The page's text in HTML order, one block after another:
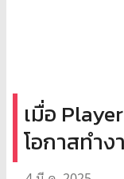
เมื่อ
โอกาสทำง